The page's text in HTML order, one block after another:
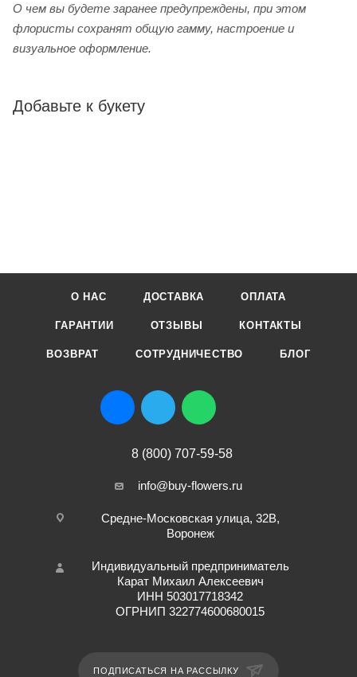
О чем вы будете заранее предупреждены, при этом
флористы сохранят общую гамму, настроение и
визуальное оформление.
Добавьте к букету
О НАС ДОСТАВКА ОПЛАТА
ГАРАНТИИ ОТЗЫВЫ КОНТАКТЫ
ВОЗВРАТ СОТРУДНИЧЕСТВО БЛОГ
8 (800) 707-59-58
info@buy-flowers.ru
Средне-Московская улица, 32В,
Воронеж
Индивидуальный предприниматель
Карат Михаил Алексеевич
ИНН 503017718342
ОГРНИП 322774600680015
ПОДПИСАТЬСЯ НА РАССЫЛКУ